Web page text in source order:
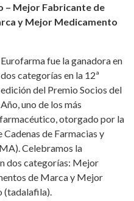
hacen la
Paraguay fue
en el puesto N.º 4 del
de Mejores Lugares para
en Paraguay. Además,
la única compañía
en participar del
compromiso con las
Socia del
de
a Mejor Fabricante de
y Mejor Producto de
Además de estas dos
recibió un total de cuatro
de Medicamentos
de Medicamentos
de Medicamento
– Mejor Fabricante de
y Mejor Medicamento
Eurofarma fue la ganadora en
dos categorías en la 12ª
edición del Premio Socios del
Año, uno de los más
otorgado por la
de Farmacias y
Celebramos la
dos categorías: Mejor
de Marca y Mejor
(tadalafila).